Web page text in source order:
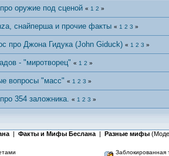
оружие под сценой « 1 2 »
снайперша и прочие факты « 1 2 3 »
про Джона Гидука (John Giduck) « 1 2 3 »
- "миротворец" « 1 2 »
вопросы "масс" « 1 2 3 »
354 заложника. « 1 2 3 »
| Факты и Мифы Беслана| Разные мифы
Заблокированная